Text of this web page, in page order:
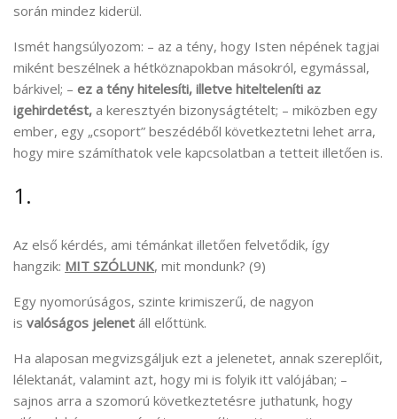
során mindez kiderül.
Ismét hangsúlyozom: – az a tény, hogy Isten népének tagjai
miként beszélnek a hétköznapokban másokról, egymással,
bárkivel; – ez a tény hitelesíti, illetve hitelteleníti az
igehirdetést, a keresztyén bizonyságtételt; – miközben egy
ember, egy „csoport” beszédéből következtetni lehet arra,
hogy mire számíthatok vele kapcsolatban a tetteit illetően is.
1.
Az első kérdés, ami témánkat illetően felvetődik, így
hangzik: MIT SZÓLUNK, mit mondunk? (9)
Egy nyomorúságos, szinte krimiszerű, de nagyon
is valóságos jelenet áll előttünk.
Ha alaposan megvizsgáljuk ezt a jelenetet, annak szereplőit,
lélektanát, valamint azt, hogy mi is folyik itt valójában; –
sajnos arra a szomorú következtetésre juthatunk, hogy